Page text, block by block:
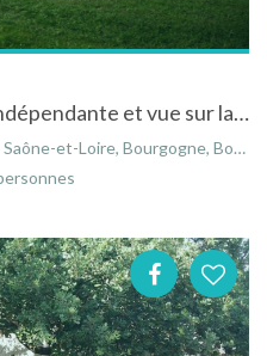
calme assuré, une maison indépendante et vue sur la campagne : c'est ici
Bourgogne-Franche-Comté, France